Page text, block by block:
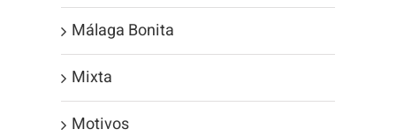
Málaga Bonita
Mixta
Motivos